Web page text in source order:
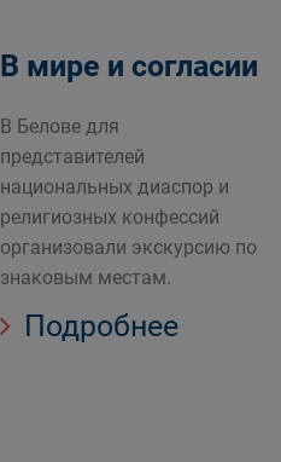
В мире и согласии
В Белове для
представителей
национальных диаспор и
религиозных конфессий
организовали экскурсию по
знаковым местам.
Подробнее